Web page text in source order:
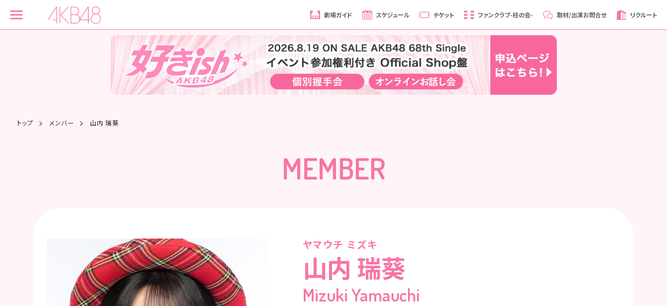
劇場ガイド スケジュール チケット ファンクラブ-柱の会- 取材/出演お問合せ リクルート
トップ メンバー 山内 瑞葵
MEMBER
ヤマウチ ミズキ
山内 瑞葵
Mizuki Yamauchi